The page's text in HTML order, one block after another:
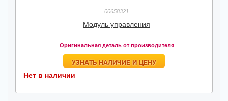
00658321
Модуль управления
Оригинальная деталь от производителя
УЗНАТЬ НАЛИЧИЕ И ЦЕНУ
Нет в наличии